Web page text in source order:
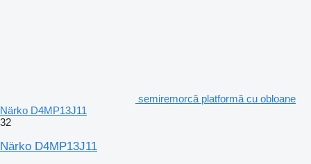
semiremorcă platformă cu obloane
Närko D4MP13J11
32
Närko D4MP13J11